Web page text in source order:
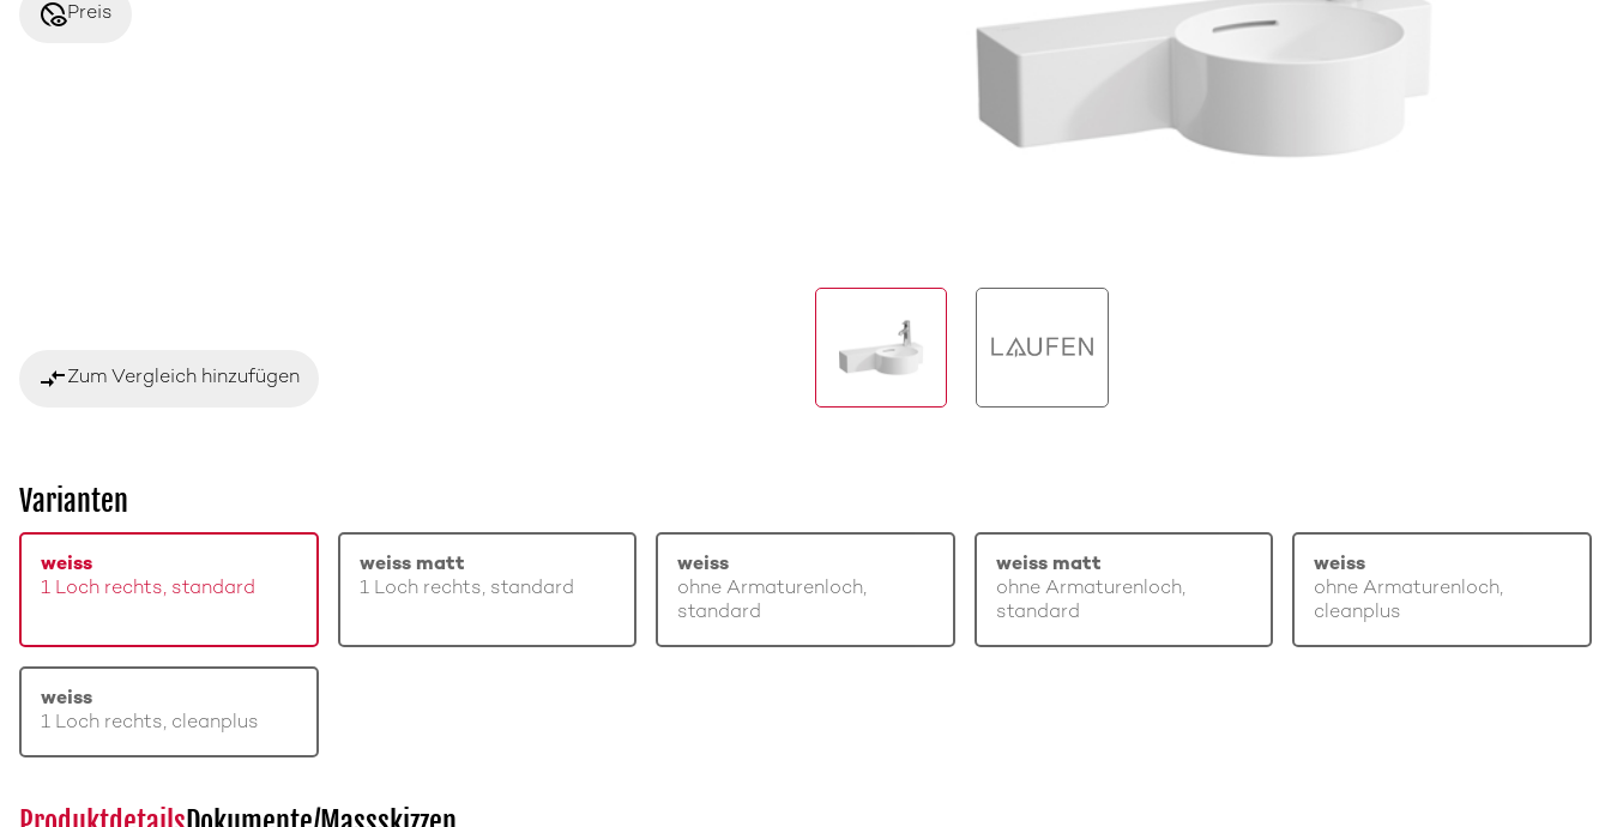
disabled_visiblePreis
compare_arrowsZum Vergleich hinzufügen
Varianten
weiss
1 Loch rechts, standard
weiss matt
1 Loch rechts, standard
weiss
ohne Armaturenloch,
standard
weiss matt
ohne Armaturenloch,
standard
weiss
ohne Armaturenloch,
cleanplus
weiss
1 Loch rechts, cleanplus